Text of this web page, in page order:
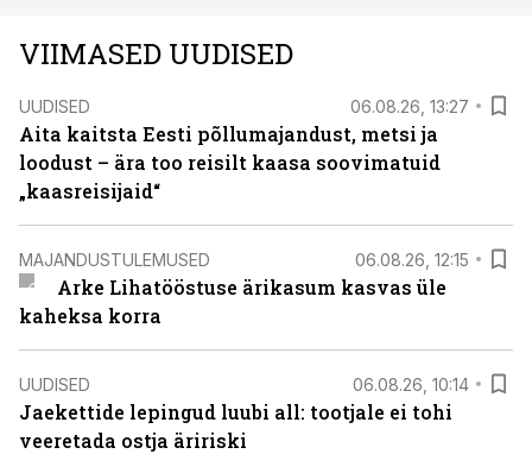
VIIMASED UUDISED
UUDISED 06.08.26, 13:27
Aita kaitsta Eesti põllumajandust, metsi ja
loodust – ära too reisilt kaasa soovimatuid
„kaasreisijaid“
MAJANDUSTULEMUSED 06.08.26, 12:15
Arke Lihatööstuse ärikasum kasvas üle
kaheksa korra
UUDISED 06.08.26, 10:14
Jaekettide lepingud luubi all: tootjale ei tohi
veeretada ostja äririski